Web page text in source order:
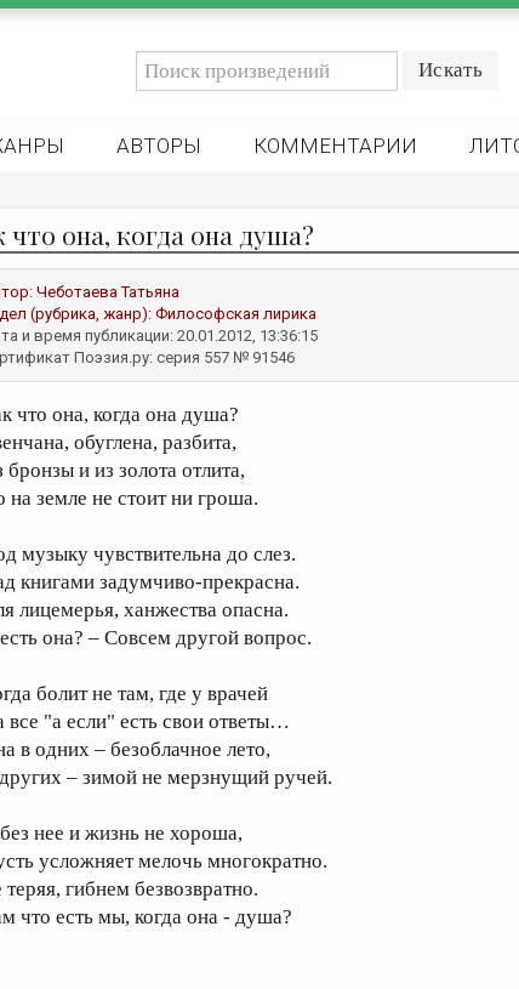
АВТОРЫ КОММЕНТАРИИ
что она, когда она душа?
Чеботаева Татьяна
(рубрика, жанр):Философская лирика
и время публикации: 20.01.2012, 13:36:15
Поэзия.ру: серия 557 № 91546
что она, когда она душа?
обуглена, разбита,
бронзы и из золота отлита,
на земле не стоит ни гроша.
музыку чувствительна до слез.
книгами задумчиво-прекрасна.
лицемерья, ханжества опасна.
она? – Совсем другой вопрос.
болит не там, где у врачей
все "а если" есть свои ответы…
в одних – безоблачное лето,
– зимой не мерзнущий ручей.
нее и жизнь не хороша,
усложняет мелочь многократно.
теряя, гибнем безвозвратно.
что есть мы, когда она - душа?